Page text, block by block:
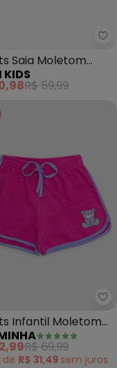
Básico em
Saia Moletom
KIDS
R$ 59,99
Infantil Linho
Infantil Moletom
R$ 69,99
de R$ 31,49 sem juros